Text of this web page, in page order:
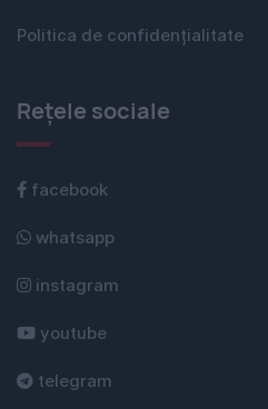
Politica de confidențialitate
Rețele sociale
facebook
whatsapp
instagram
youtube
telegram